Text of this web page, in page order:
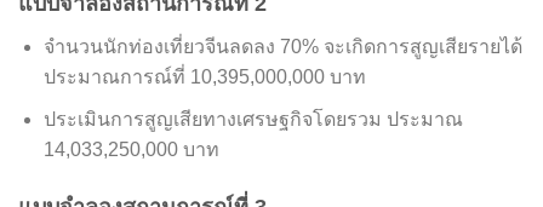
จำนวนนักท่องเที่ยวจีนลดลง 70% จะเกิดการสูญเสียรายได้
ประมาณการณ์ที่ 10,395,000,000 บาท
ประเมินการสูญเสียทางเศรษฐกิจโดยรวม ประมาณ​
14,033,250,000 บาท